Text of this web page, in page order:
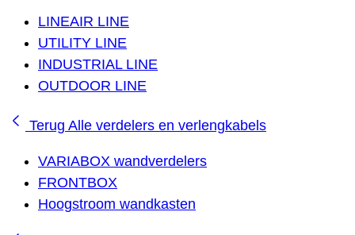
LINEAIR LINE
UTILITY LINE
INDUSTRIAL LINE
OUTDOOR LINE
Terug Alle verdelers en verlengkabels
VARIABOX wandverdelers
FRONTBOX
Hoogstroom wandkasten